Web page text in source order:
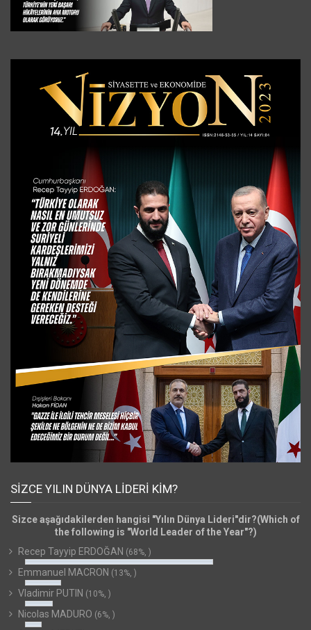
SIZCE YILIN DÜNYA LIDERI KIM?
Sizce aşağıdakilerden hangisi "Yılın Dünya Lideri"dir?(Which of
the following is "World Leader of the Year"?)
Recep Tayyip ERDOĞAN (68%, )
Emmanuel MACRON (13%, )
Vladimir PUTIN (10%, )
Nicolas MADURO (6%, )